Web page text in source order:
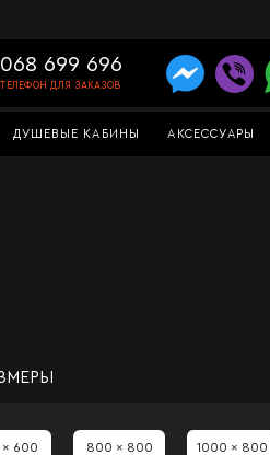
068 699 696
ТЕЛЕФОН ДЛЯ ЗАКАЗОВ
ДУШЕВЫЕ КАБИНЫ АКСЕССУАРЫ
600 800 x 800 1000 x 800